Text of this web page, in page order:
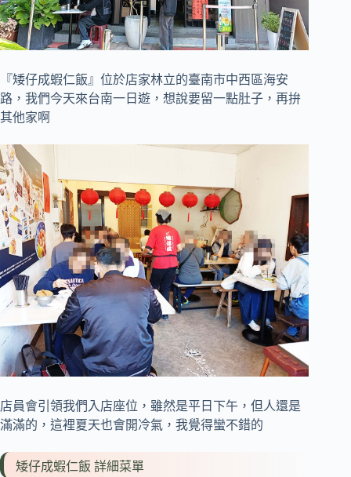
『矮仔成蝦仁飯』位於店家林立的臺南市中西區海安
路，我們今天來台南一日遊，想說要留一點肚子，再拚
其他家啊
店員會引領我們入店座位，雖然是平日下午，但人還是
滿滿的，這裡夏天也會開冷氣，我覺得蠻不錯的
矮仔成蝦仁飯 詳細菜單